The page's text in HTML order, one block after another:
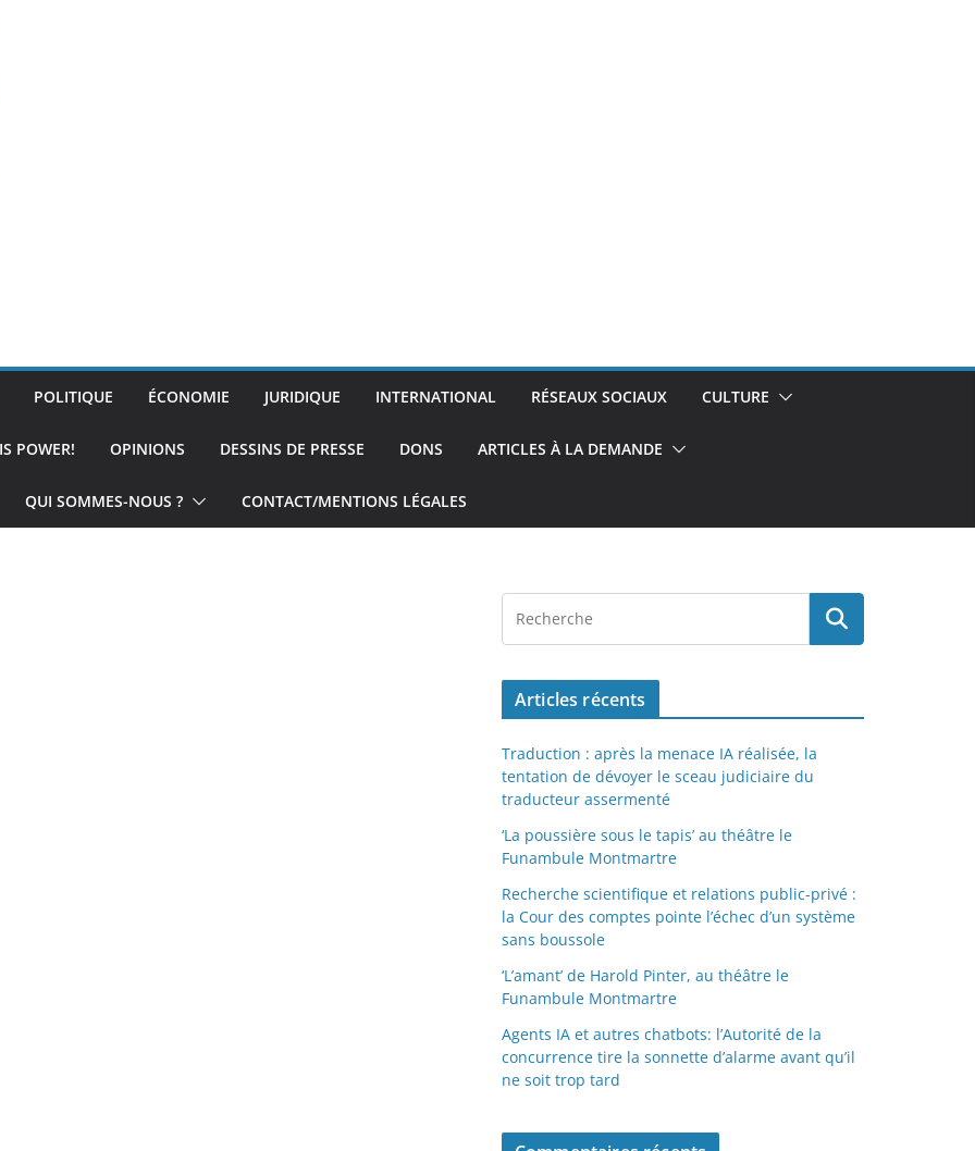
POLITIQUE ÉCONOMIE JURIDIQUE INTERNATIONAL RÉSEAUX SOCIAUX CULTURE
POWER! OPINIONS DESSINS DE PRESSE DONS ARTICLES À LA DEMANDE
QUI SOMMES-NOUS ? CONTACT/MENTIONS LÉGALES
Articles récents
Traduction : après la menace IA réalisée, la
tentation de dévoyer le sceau judiciaire du
traducteur assermenté
‘La poussière sous le tapis’ au théâtre le
Funambule Montmartre
Recherche scientifique et relations public-privé :
la Cour des comptes pointe l’échec d’un système
sans boussole
‘L’amant’ de Harold Pinter, au théâtre le
Funambule Montmartre
Agents IA et autres chatbots: l’Autorité de la
concurrence tire la sonnette d’alarme avant qu’il
ne soit trop tard